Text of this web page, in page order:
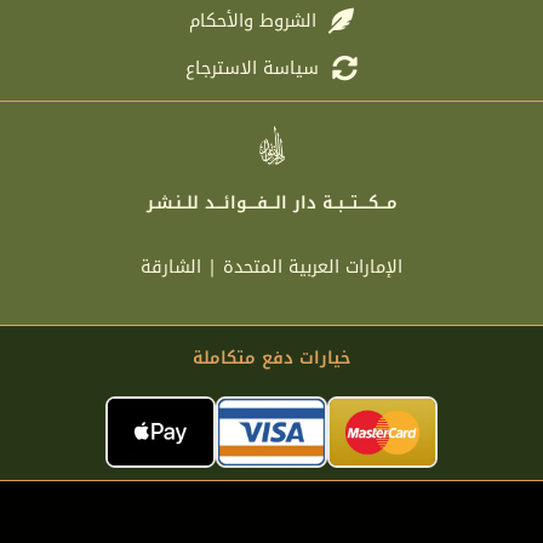
الشروط والأحكام
سياسة الاسترجاع
مـــكــــتـــبــة دار الـــفــــوائـــد للــنـشـر
الإمارات العربية المتحدة | الشارقة
خيارات دفع متكاملة